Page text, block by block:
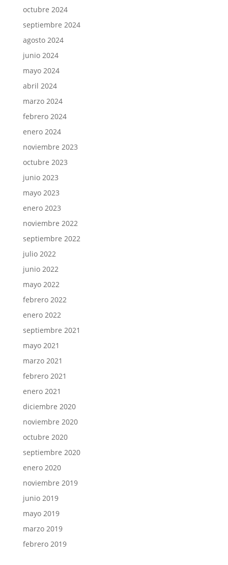
octubre 2024
septiembre 2024
agosto 2024
junio 2024
mayo 2024
abril 2024
marzo 2024
febrero 2024
enero 2024
noviembre 2023
octubre 2023
junio 2023
mayo 2023
enero 2023
noviembre 2022
septiembre 2022
julio 2022
junio 2022
mayo 2022
febrero 2022
enero 2022
septiembre 2021
mayo 2021
marzo 2021
febrero 2021
enero 2021
diciembre 2020
noviembre 2020
octubre 2020
septiembre 2020
enero 2020
noviembre 2019
junio 2019
mayo 2019
marzo 2019
febrero 2019